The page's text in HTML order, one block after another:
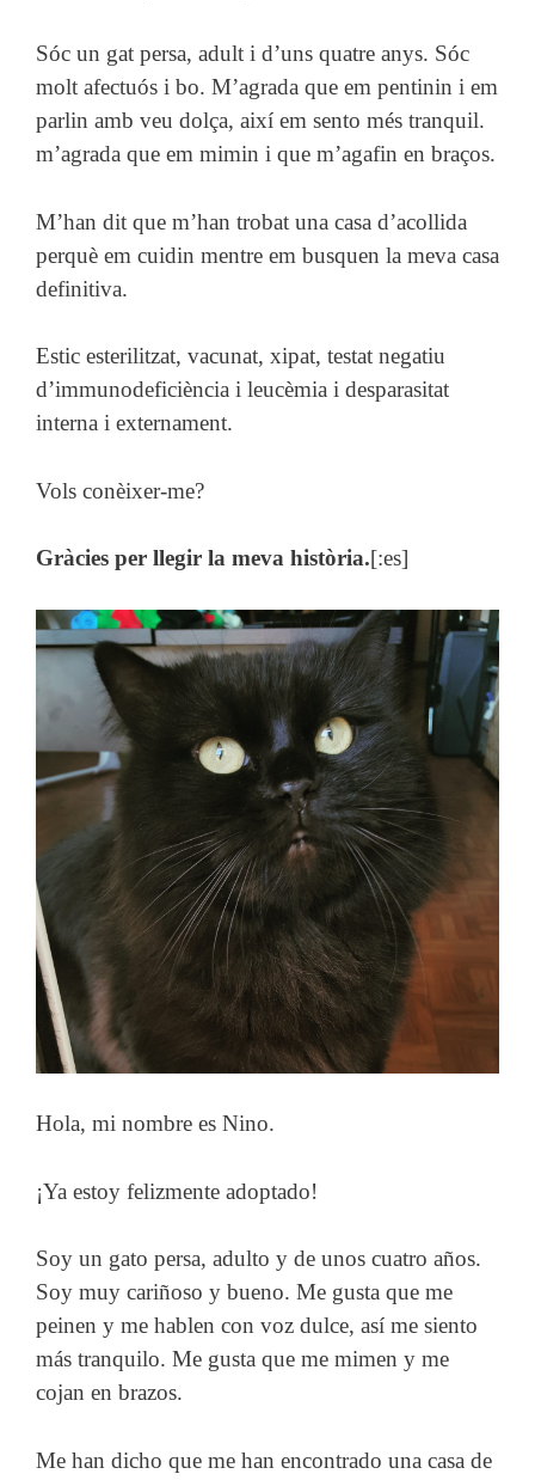
Sóc un gat persa, adult i d’uns quatre anys. Sóc
molt afectuós i bo. M’agrada que em pentinin i em
parlin amb veu dolça, així em sento més tranquil.
m’agrada que em mimin i que m’agafin en braços.
M’han dit que m’han trobat una casa d’acollida
perquè em cuidin mentre em busquen la meva casa
definitiva.
Estic esterilitzat, vacunat, xipat, testat negatiu
d’immunodeficiència i leucèmia i desparasitat
interna i externament.
Vols conèixer-me?
Gràcies per llegir la meva història.[:es]
Hola, mi nombre es Nino.
¡Ya estoy felizmente adoptado!
Soy un gato persa, adulto y de unos cuatro años.
Soy muy cariñoso y bueno. Me gusta que me
peinen y me hablen con voz dulce, así me siento
más tranquilo. Me gusta que me mimen y me
cojan en brazos.
Me han dicho que me han encontrado una casa de